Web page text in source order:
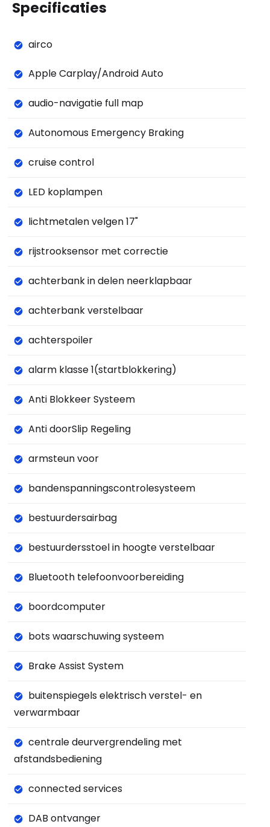
Specificaties
airco
Apple Carplay/Android Auto
audio-navigatie full map
Autonomous Emergency Braking
cruise control
LED koplampen
lichtmetalen velgen 17"
rijstrooksensor met correctie
achterbank in delen neerklapbaar
achterbank verstelbaar
achterspoiler
alarm klasse 1(startblokkering)
Anti Blokkeer Systeem
Anti doorSlip Regeling
armsteun voor
bandenspanningscontrolesysteem
bestuurdersairbag
bestuurdersstoel in hoogte verstelbaar
Bluetooth telefoonvoorbereiding
boordcomputer
bots waarschuwing systeem
Brake Assist System
buitenspiegels elektrisch verstel- en
verwarmbaar
centrale deurvergrendeling met
afstandsbediening
connected services
DAB ontvanger